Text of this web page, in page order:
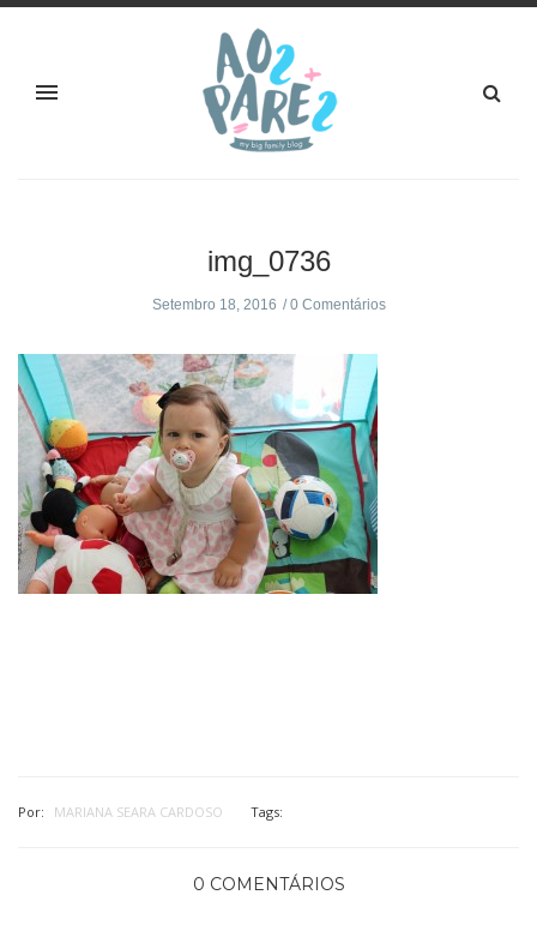
img_0736
Setembro 18, 2016 0 Comentários
Por: MARIANA SEARA CARDOSO Tags:
0 COMENTÁRIOS